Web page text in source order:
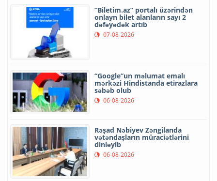
“Biletim.az” portalı üzərindən
onlayn bilet alanların sayı 2
dəfəyədək artıb
07-08-2026
“Google”un məlumat emalı
mərkəzi Hindistanda etirazlara
səbəb olub
06-08-2026
Rəşad Nəbiyev Zəngilanda
vətəndaşların müraciətlərini
dinləyib
06-08-2026